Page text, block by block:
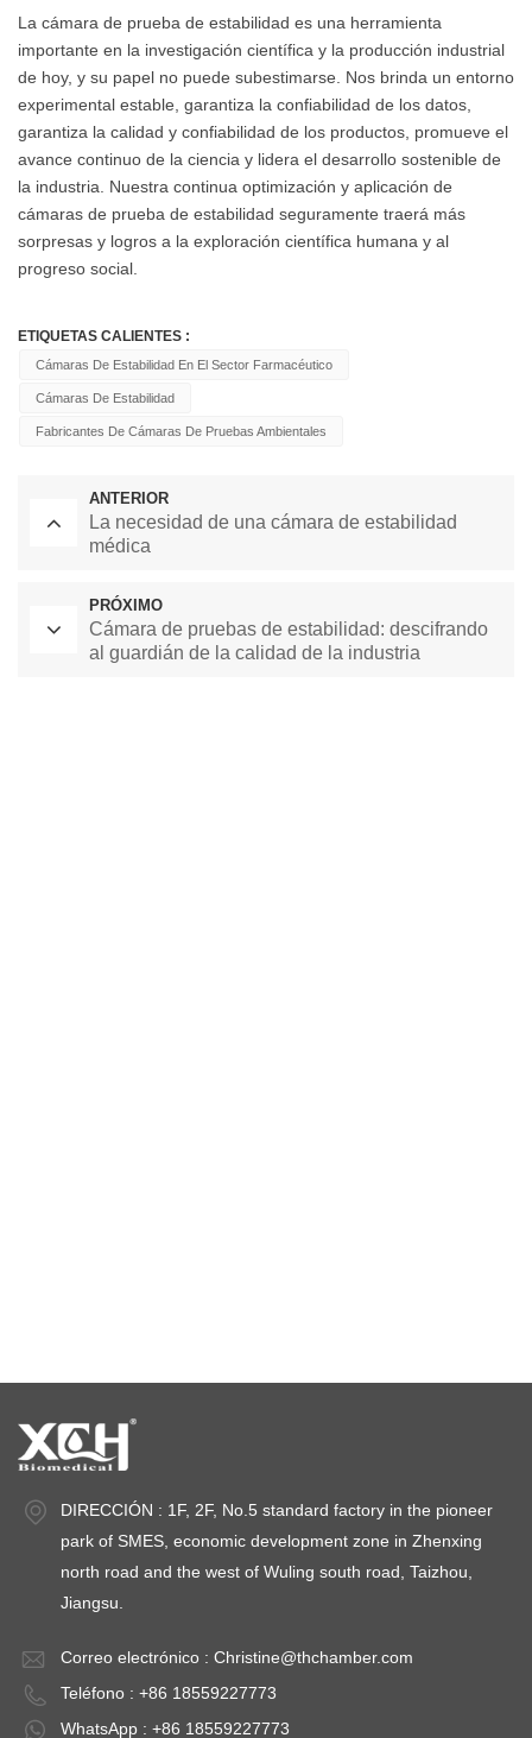
La cámara de prueba de estabilidad es una herramienta
importante en la investigación científica y la producción industrial
de hoy, y su papel no puede subestimarse. Nos brinda un entorno
experimental estable, garantiza la confiabilidad de los datos,
garantiza la calidad y confiabilidad de los productos, promueve el
avance continuo de la ciencia y lidera el desarrollo sostenible de
la industria. Nuestra continua optimización y aplicación de
cámaras de prueba de estabilidad seguramente traerá más
sorpresas y logros a la exploración científica humana y al
progreso social.
ETIQUETAS CALIENTES :
Cámaras De Estabilidad En El Sector Farmacéutico
Cámaras De Estabilidad
Fabricantes De Cámaras De Pruebas Ambientales
ANTERIOR
La necesidad de una cámara de estabilidad
médica
PRÓXIMO
Cámara de pruebas de estabilidad: descifrando
al guardián de la calidad de la industria
DIRECCIÓN : 1F, 2F, No.5 standard factory in the pioneer
park of SMES, economic development zone in Zhenxing
north road and the west of Wuling south road, Taizhou,
Jiangsu.
Correo electrónico : Christine@thchamber.com
Teléfono : +86 18559227773
WhatsApp : +86 18559227773